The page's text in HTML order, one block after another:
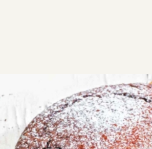
ΣΥΝΤΑΓΕΣ ΚΕΙΚ
Vegan κέικ
Vegan κέικ σοκολάτας από την
ακολουθείτε vegan διατροφή,